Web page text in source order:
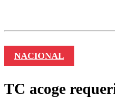
NACIONAL
TC acoge